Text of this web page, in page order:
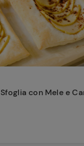
con Mele e